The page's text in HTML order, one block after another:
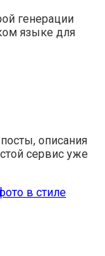
генерации
языке для
описания
сервис уже